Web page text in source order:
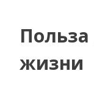
жизни